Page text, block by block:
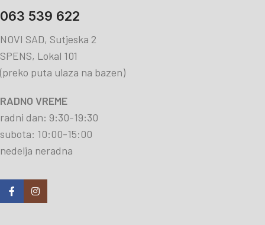
063 539 622
NOVI SAD, Sutjeska 2
SPENS, Lokal 101
(preko puta ulaza na bazen)
RADNO VREME
radni dan: 9:30-19:30
subota: 10:00-15:00
nedelja neradna